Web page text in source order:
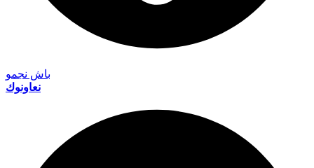
باش نجمو
نعاونوك